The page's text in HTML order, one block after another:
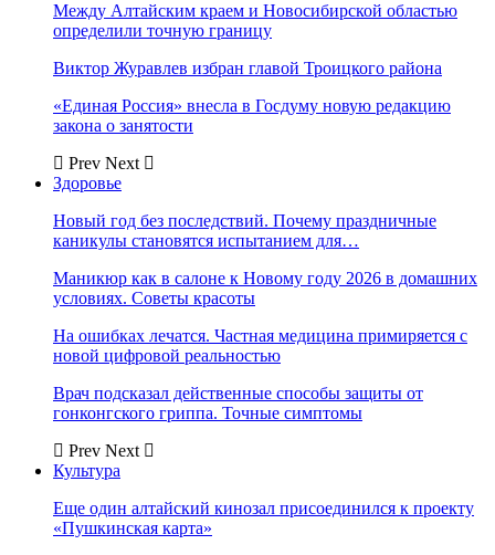
Между Алтайским краем и Новосибирской областью
определили точную границу
Виктор Журавлев избран главой Троицкого района
«Единая Россия» внесла в Госдуму новую редакцию
закона о занятости
Prev Next
Здоровье
Новый год без последствий. Почему праздничные
каникулы становятся испытанием для…
Маникюр как в салоне к Новому году 2026 в домашних
условиях. Советы красоты
На ошибках лечатся. Частная медицина примиряется с
новой цифровой реальностью
Врач подсказал действенные способы защиты от
гонконгского гриппа. Точные симптомы
Prev Next
Культура
Еще один алтайский кинозал присоединился к проекту
«Пушкинская карта»